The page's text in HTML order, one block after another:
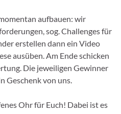
aufbauen: wir
sog. Challenges für
erstellen dann ein Video
ausüben. Am Ende schicken
Die jeweiligen Gewinner
Geschenk von uns.
Ohr für Euch! Dabei ist es